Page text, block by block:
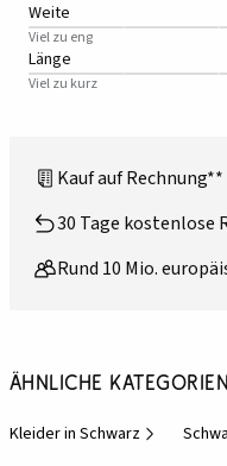
Weite
Viel zu eng
Länge
Viel zu kurz
Kauf auf Rechnung**
30 Tage kostenlose
Rund 10 Mio.
Ähnliche Kategorien
Kleider in Schwarz